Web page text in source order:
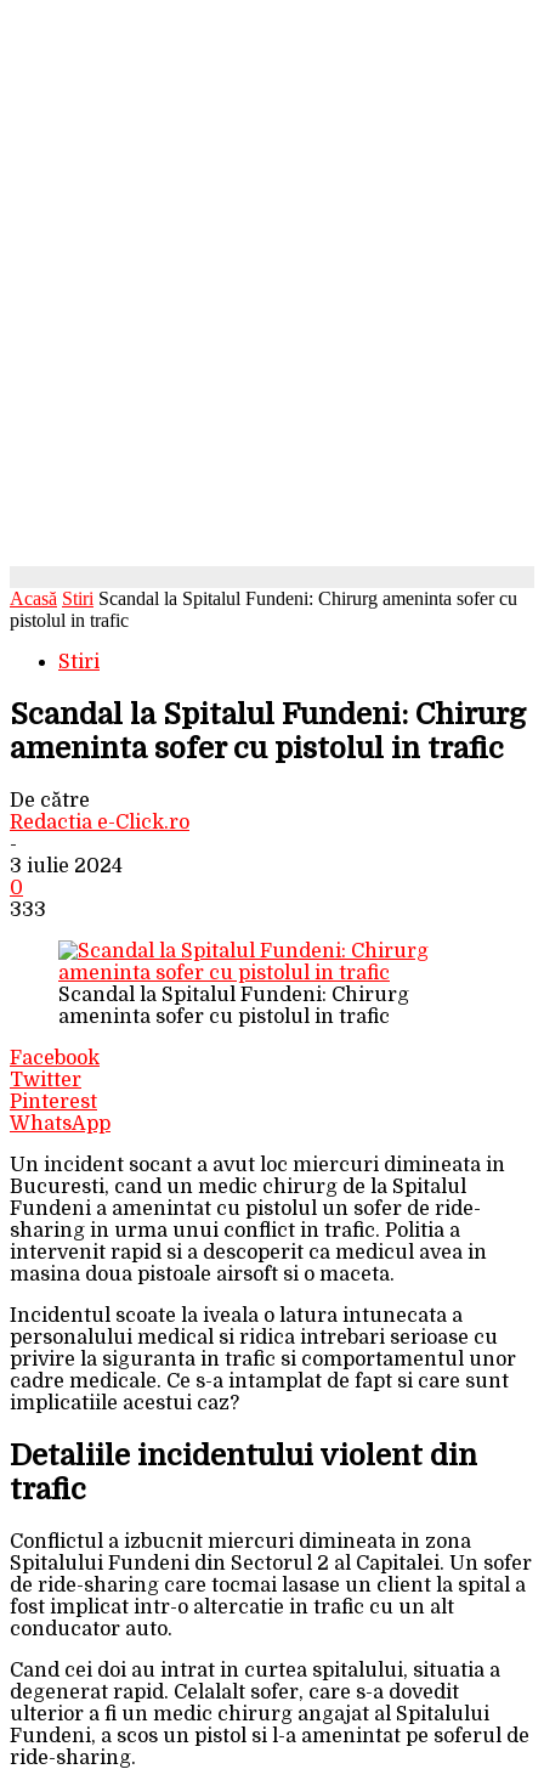
Acasă Stiri Scandal la Spitalul Fundeni: Chirurg ameninta sofer cu
pistolul in trafic
Stiri
Scandal la Spitalul Fundeni: Chirurg
ameninta sofer cu pistolul in trafic
De către
Redactia e-Click.ro
-
3 iulie 2024
0
333
Scandal la Spitalul Fundeni: Chirurg
ameninta sofer cu pistolul in trafic
Facebook
Twitter
Pinterest
WhatsApp
Un incident socant a avut loc miercuri dimineata in
Bucuresti, cand un medic chirurg de la Spitalul
Fundeni a amenintat cu pistolul un sofer de ride-
sharing in urma unui conflict in trafic. Politia a
intervenit rapid si a descoperit ca medicul avea in
masina doua pistoale airsoft si o maceta.
Incidentul scoate la iveala o latura intunecata a
personalului medical si ridica intrebari serioase cu
privire la siguranta in trafic si comportamentul unor
cadre medicale. Ce s-a intamplat de fapt si care sunt
implicatiile acestui caz?
Detaliile incidentului violent din
trafic
Conflictul a izbucnit miercuri dimineata in zona
Spitalului Fundeni din Sectorul 2 al Capitalei. Un sofer
de ride-sharing care tocmai lasase un client la spital a
fost implicat intr-o altercatie in trafic cu un alt
conducator auto.
Cand cei doi au intrat in curtea spitalului, situatia a
degenerat rapid. Celalalt sofer, care s-a dovedit
ulterior a fi un medic chirurg angajat al Spitalului
Fundeni, a scos un pistol si l-a amenintat pe soferul de
ride-sharing.